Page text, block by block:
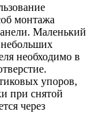
монтажа
Маленький
небольших
необходимо в
упоров,
при снятой
через